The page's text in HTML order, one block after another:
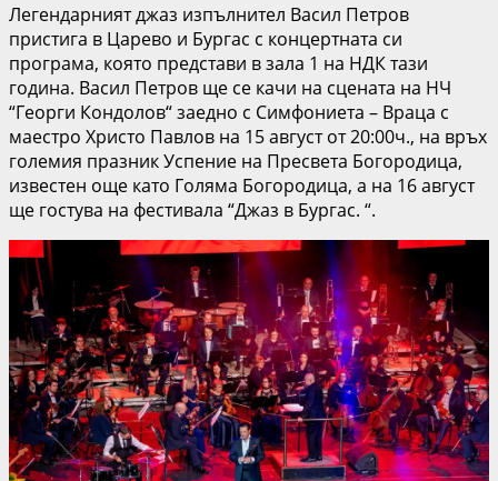
Легендарният джаз изпълнител Васил Петров
пристига в Царево и Бургас с концертната си
програма, която представи в зала 1 на НДК тази
година. Васил Петров ще се качи на сцената на НЧ
“Георги Кондолов“ заедно с Симфониета – Враца с
маестро Христо Павлов на 15 август от 20:00ч., на връх
големия празник Успение на Пресвета Богородица,
известен още като Голяма Богородица, а на 16 август
ще гостува на фестивала “Джаз в Бургас. “.